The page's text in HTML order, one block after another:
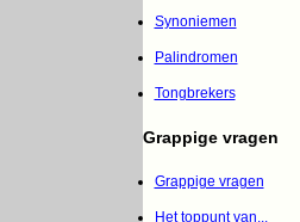
Synoniemen
Palindromen
Tongbrekers
Grappige vragen
Grappige vragen
Het toppunt van...